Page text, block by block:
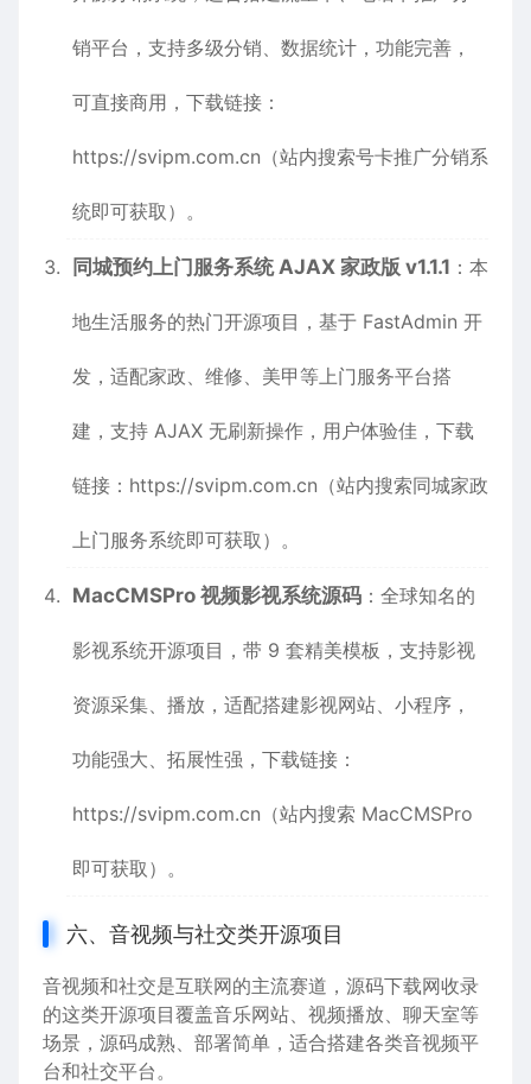
销平台，支持多级分销、数据统计，功能完善，
可直接商用，下载链接：
https://svipm.com.cn （站内搜索号卡推广分销系
统即可获取）。
同城预约上门服务系统 AJAX 家政版 v1.1.1 ：本
地生活服务的热门开源项目，基于 FastAdmin 开
发，适配家政、维修、美甲等上门服务平台搭
建，支持 AJAX 无刷新操作，用户体验佳，下载
链接： https://svipm.com.cn （站内搜索同城家政
上门服务系统即可获取）。
MacCMSPro 视频影视系统源码 ：全球知名的
影视系统开源项目，带 9 套精美模板，支持影视
资源采集、播放，适配搭建影视网站、小程序，
功能强大、拓展性强，下载链接：
https://svipm.com.cn （站内搜索 MacCMSPro
即可获取）。
六、音视频与社交类开源项目
音视频和社交是互联网的主流赛道，源码下载网收录
的这类开源项目覆盖音乐网站、视频播放、聊天室等
场景，源码成熟、部署简单，适合搭建各类音视频平
台和社交平台。